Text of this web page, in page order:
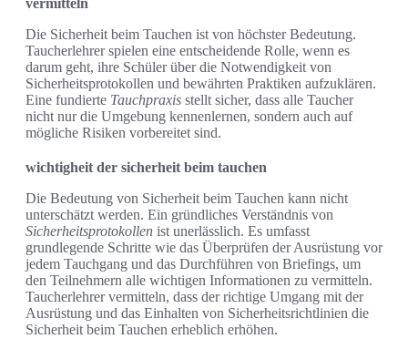
vermitteln
Die Sicherheit beim Tauchen ist von höchster Bedeutung.
Taucherlehrer spielen eine entscheidende Rolle, wenn es
darum geht, ihre Schüler über die Notwendigkeit von
Sicherheitsprotokollen und bewährten Praktiken aufzuklären.
Eine fundierte Tauchpraxis stellt sicher, dass alle Taucher
nicht nur die Umgebung kennenlernen, sondern auch auf
mögliche Risiken vorbereitet sind.
wichtigheit der sicherheit beim tauchen
Die Bedeutung von Sicherheit beim Tauchen kann nicht
unterschätzt werden. Ein gründliches Verständnis von
Sicherheitsprotokollen ist unerlässlich. Es umfasst
grundlegende Schritte wie das Überprüfen der Ausrüstung vor
jedem Tauchgang und das Durchführen von Briefings, um
den Teilnehmern alle wichtigen Informationen zu vermitteln.
Taucherlehrer vermitteln, dass der richtige Umgang mit der
Ausrüstung und das Einhalten von Sicherheitsrichtlinien die
Sicherheit beim Tauchen erheblich erhöhen.